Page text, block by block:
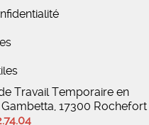
Travail Temporaire en
17300 Rochefort